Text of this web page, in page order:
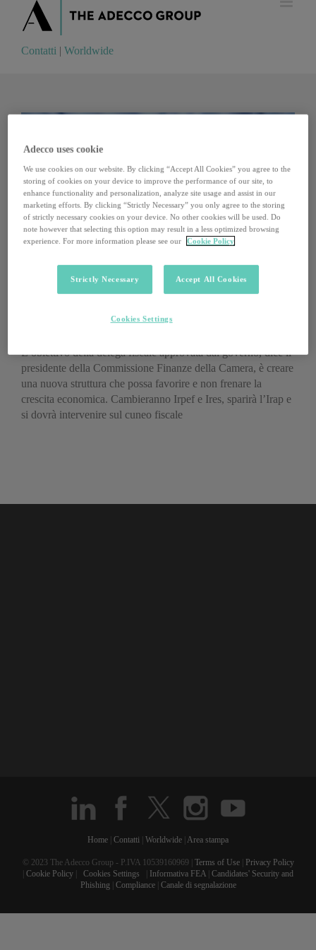
Contatti Worldwide
Contatti | Worldwide
Il nuovo sistema fiscale sarà più leggero e più
semplice, spiega Luigi Marattin
L’obiettivo della delega fiscale approvata dal governo, dice il
presidente della Commissione Finanze della Camera, è creare
una nuova struttura che possa favorire e non frenare la
crescita economica. Cambieranno Irpef e Ires, sparirà l’Irap e
si dovrà intervenire sul cuneo fiscale
Home Contatti Worldwide Area stampa
© 2023 The Adecco Group - P.IVA 10539160969 | Terms of Use|
Privacy Policy
Cookie Policy Cookies Settings Informativa FEA Candidates' Security and
Phishing
Compliance| Canale di segnalazione
Adecco uses cookie
We use cookies on our website. By clicking “Accept All Cookies” you agree to the
storing of cookies on your device to improve the performance of our site, to
enhance functionality and personalization, analyze site usage and assist in our
marketing efforts. By clicking “Strictly Necessary” you only agree to the storing
of strictly necessary cookies on your device. No other cookies will be used. Do
note however that selecting this option may result in a less optimized browsing
experience. For more information please see our
Cookie Policy
Strictly Necessary Accept All Cookies
Cookies Settings